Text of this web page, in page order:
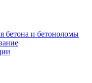
бетона и бетоноломы